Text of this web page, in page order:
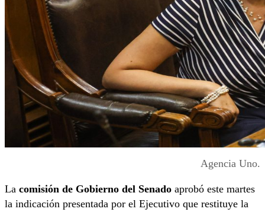
Agencia Uno.
La comisión de Gobierno del Senado aprobó este martes
la indicación presentada por el Ejecutivo que restituye la